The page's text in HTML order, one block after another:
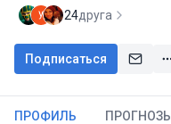
24друга
Подписаться
ПРОФИЛЬ ПРОГНОЗЫ